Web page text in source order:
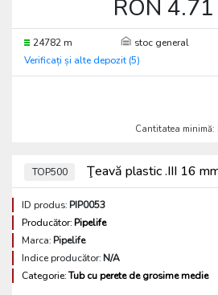
RON 4.71
24782 m stoc general
Verificați și alte depozit (5)
Cantitatea minimă:
TOP500 Ţeavă plastic .III 16
ID produs:PIP0053
Producător:Pipelife
Marca:Pipelife
Indice producător:N/A
Categorie:Tub cu perete de grosime medie